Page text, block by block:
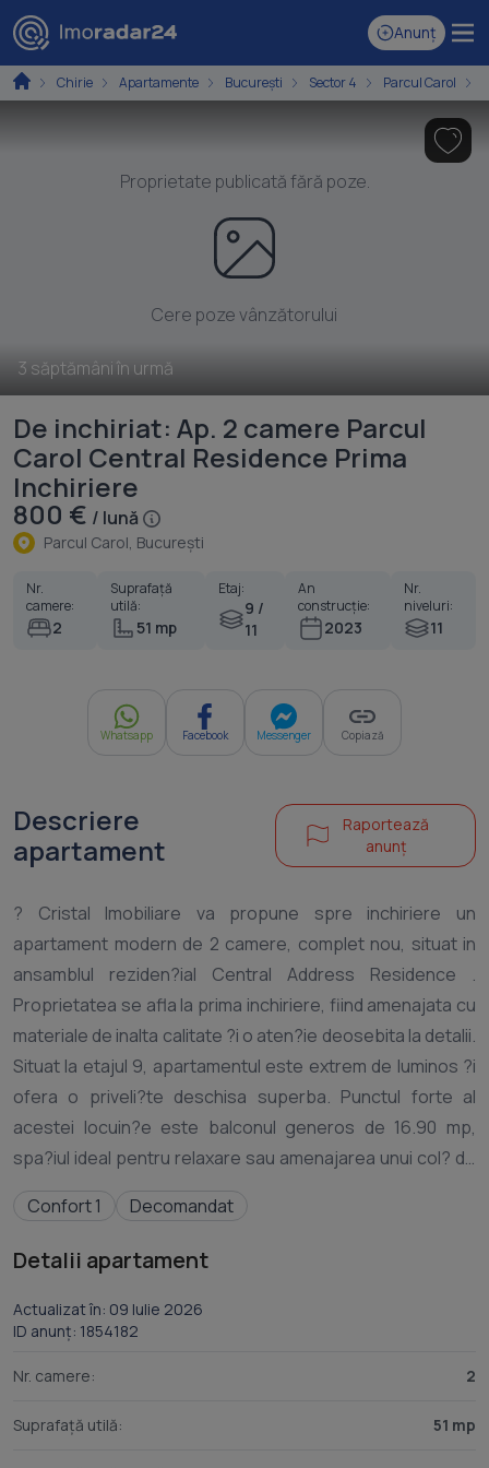
Anunț
Chirie Apartamente București Sector 4 Parcul Carol
Proprietate publicată fără poze.
Cere poze vânzătorului
3 săptămâni în urmă
De inchiriat: Ap. 2 camere Parcul
Carol Central Residence Prima
Inchiriere
800 € / lună
Parcul Carol, Bucureşti
Nr.
camere:
2
Suprafață
utilă:
51 mp
Etaj:
9 /
11
An
construcție:
2023
Nr.
niveluri:
11
Whatsapp Facebook Messenger Copiază
Descriere
apartament
Raportează
anunț
? Cristal Imobiliare va propune spre inchiriere un
apartament modern de 2 camere, complet nou, situat in
ansamblul reziden?ial Central Address Residence .
Proprietatea se afla la prima inchiriere, fiind amenajata cu
materiale de inalta calitate ?i o aten?ie deosebita la detalii.
Situat la etajul 9, apartamentul este extrem de luminos ?i
ofera o priveli?te deschisa superba. Punctul forte al
acestei locuin?e este balconul generos de 16.90 mp,
spa?iul ideal pentru relaxare sau amenajarea unui col? de
termic: Centrala termica proprie, incalzire prin calorifere ?
i aparat de aer condi?ionat. Electrocasnice moderne:
Complet mobilat ?i utilat, incluzand ma?ina de spalat vase,
frigider, plita, cuptor ?i ma?ina de spalat rufe. Toutul este
absolut nou, modern ?i pregatit pentru mutare imediata.
Conexiuni ?i transport (loca?ie strategica): Sta?ie de
ie de autobuz la 2 minute (linia 117). Acces rapid catre sta?
Confort 1 Decomandat
Detalii apartament
Actualizat în: 09 Iulie 2026
ID anunț: 1854182
Nr. camere: 2
Suprafață utilă: 51 mp